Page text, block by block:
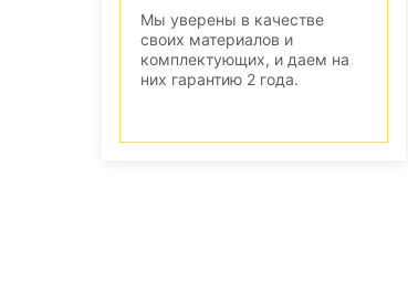
Мы уверены в качестве
своих материалов и
комплектующих, и даем на
них гарантию 2 года.